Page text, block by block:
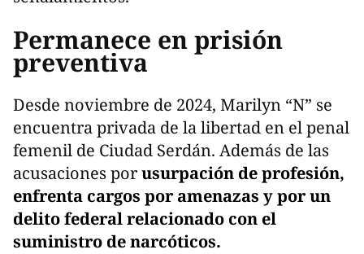
Permanece en prisión
preventiva
Desde noviembre de 2024, Marilyn “N” se
encuentra privada de la libertad en el penal
femenil de Ciudad Serdán. Además de las
acusaciones porusurpación de profesión,
enfrenta cargos por amenazas y por un
delito federal relacionado con el
suministro de narcóticos.